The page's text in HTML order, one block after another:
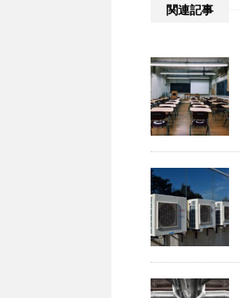
関連記事